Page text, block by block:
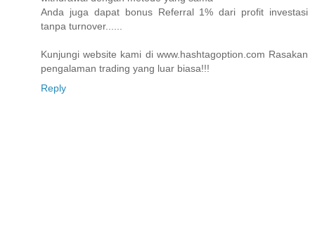
Anda juga dapat bonus Referral 1% dari profit investasi
tanpa turnover......
Kunjungi website kami di www.hashtagoption.com Rasakan
pengalaman trading yang luar biasa!!!
Reply